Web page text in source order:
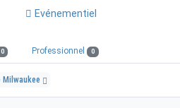
Evénementiel
0 Professionnel 0
Milwaukee